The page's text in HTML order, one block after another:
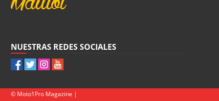
NUESTRAS REDES SOCIALES
© Moto1Pro Magazine |